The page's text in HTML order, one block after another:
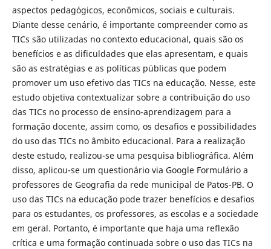
aspectos pedagógicos, econômicos, sociais e culturais.
Diante desse cenário, é importante compreender como as
TICs são utilizadas no contexto educacional, quais são os
benefícios e as dificuldades que elas apresentam, e quais
são as estratégias e as políticas públicas que podem
promover um uso efetivo das TICs na educação. Nesse, este
estudo objetiva contextualizar sobre a contribuição do uso
das TICs no processo de ensino-aprendizagem para a
formação docente, assim como, os desafios e possibilidades
do uso das TICs no âmbito educacional. Para a realização
deste estudo, realizou-se uma pesquisa bibliográfica. Além
disso, aplicou-se um questionário via Google Formulário a
professores de Geografia da rede municipal de Patos-PB. O
uso das TICs na educação pode trazer benefícios e desafios
para os estudantes, os professores, as escolas e a sociedade
em geral. Portanto, é importante que haja uma reflexão
crítica e uma formação continuada sobre o uso das TICs na